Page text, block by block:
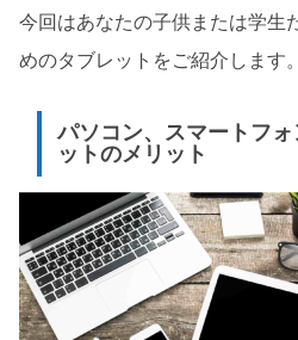
今回はあなたの子供または学生
めのタブレットをご紹介します。
パソコン、スマートフ
ットのメリット